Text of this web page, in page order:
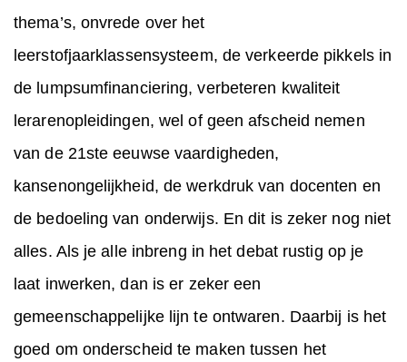
thema’s, onvrede over het
leerstofjaarklassensysteem, de verkeerde pikkels in
de lumpsumfinanciering, verbeteren kwaliteit
lerarenopleidingen, wel of geen afscheid nemen
van de 21ste eeuwse vaardigheden,
kansenongelijkheid, de werkdruk van docenten en
de bedoeling van onderwijs. En dit is zeker nog niet
alles. Als je alle inbreng in het debat rustig op je
laat inwerken, dan is er zeker een
gemeenschappelijke lijn te ontwaren. Daarbij is het
goed om onderscheid te maken tussen het